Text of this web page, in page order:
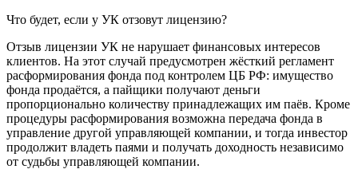
Что будет, если у УК отзовут лицензию?
Отзыв лицензии УК не нарушает финансовых интересов
клиентов. На этот случай предусмотрен жёсткий регламент
расформирования фонда под контролем ЦБ РФ: имущество
фонда продаётся, а пайщики получают деньги
пропорционально количеству принадлежащих им паёв. Кроме
процедуры расформирования возможна передача фонда в
управление другой управляющей компании, и тогда инвестор
продолжит владеть паями и получать доходность независимо
от судьбы управляющей компании.